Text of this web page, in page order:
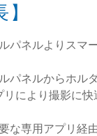
パネルよりスマ
パネルからホル
により撮影に
な専用アプリ経